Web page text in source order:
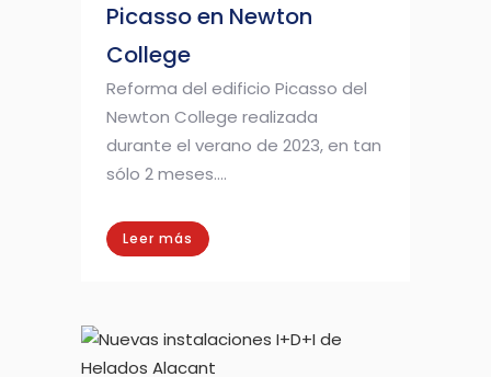
Picasso en Newton
College
Reforma del edificio Picasso del
Newton College realizada
durante el verano de 2023, en tan
sólo 2 meses....
Leer más